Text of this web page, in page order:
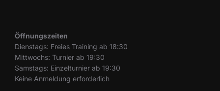
Öffnungszeiten
Dienstags: Freies Training ab 18:30
Mittwochs: Turnier ab 19:30
Samstags: Einzelturnier ab 19:30
Keine Anmeldung erforderlich